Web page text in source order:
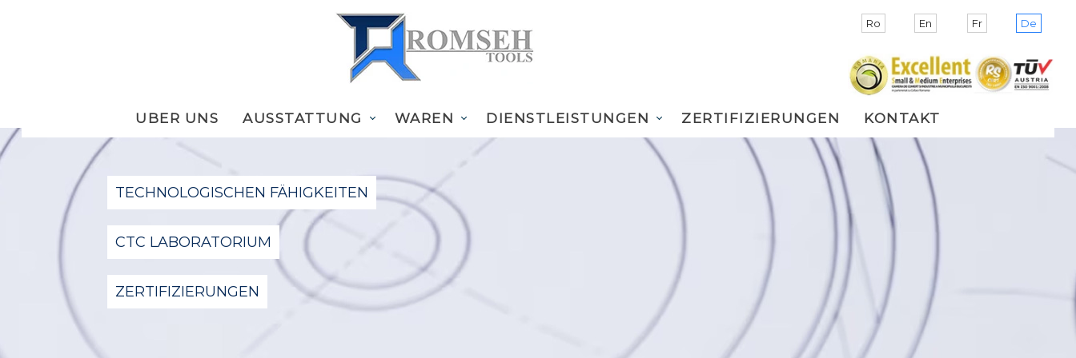
Ro En Fr De
UBER UNS AUSSTATTUNG WAREN DIENSTLEISTUNGEN ZERTIFIZIERUNGEN KONTAKT
TECHNOLOGISCHEN FÄHIGKEITEN
CTC LABORATORIUM
ZERTIFIZIERUNGEN